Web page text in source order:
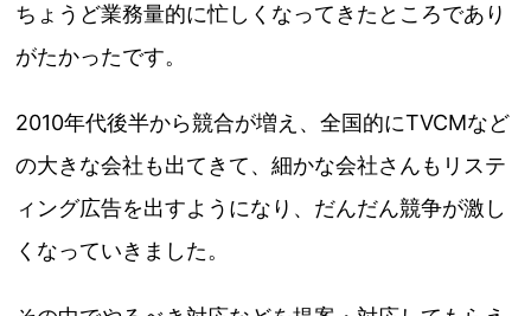
ちょうど業務量的に忙しくなってきたところであり
がたかったです。
2010年代後半から競合が増え、全国的にTVCMなど
の大きな会社も出てきて、細かな会社さんもリステ
ィング広告を出すようになり、だんだん競争が激し
くなっていきました。